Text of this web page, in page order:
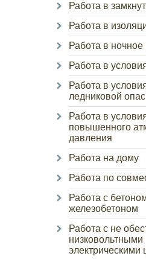
Работа в
Работа в
Работа в
Работа в
Работа в
ледниковой
Работа в
повышенного
давления
Работа на дому
Работа по
Работа с
железобетоном
Работа с не
низковольтными
электрическими